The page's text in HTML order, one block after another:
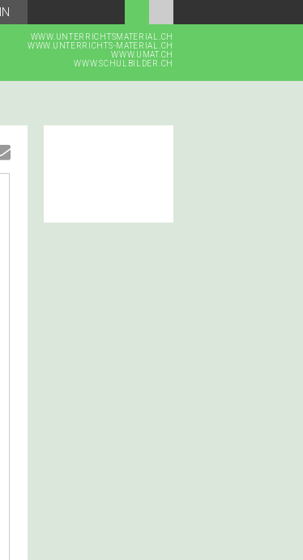
WWW.UNTERRICHTSMATERIAL.CH
WWW.UNTERRICHTS-MATERIAL.CH
WWW.UMAT.CH
WWW.SCHULBILDER.CH